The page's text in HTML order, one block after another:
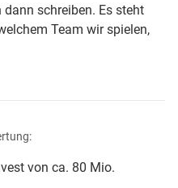
schreiben. Es steht
Team wir spielen,
von ca. 80 Mio.